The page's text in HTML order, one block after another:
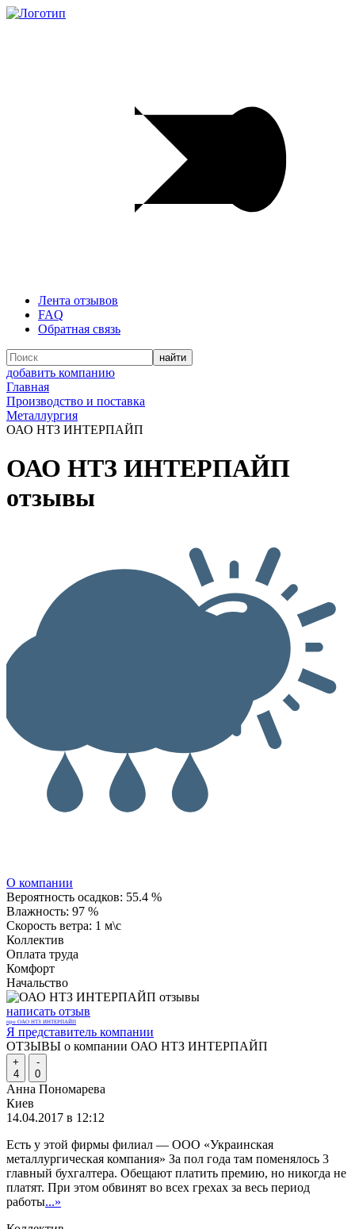
Лента отзывов
FAQ
Обратная связь
добавить компанию
Главная
Производство и поставка
Металлургия
ОАО НТЗ ИНТЕРПАЙП
ОАО НТЗ ИНТЕРПАЙП
отзывы
О компании
Вероятность осадков: 55.4 %
Влажность: 97 %
Скорость ветра: 1 м\с
Коллектив
Оплата труда
Комфорт
Начальство
написать отзыв
про ОАО НТЗ ИНТЕРПАЙП
Я представитель компании
ОТЗЫВЫ о компании ОАО НТЗ ИНТЕРПАЙП
+
4
-
0
Анна Пономарева
Киев
14.04.2017 в 12:12
Есть у этой фирмы филиал — ООО «Украинская
металлургическая компания» За пол года там поменялось 3
главный бухгалтера. Обещают платить премию, но никогда не
платят. При этом обвинят во всех грехах за весь период
работы...»